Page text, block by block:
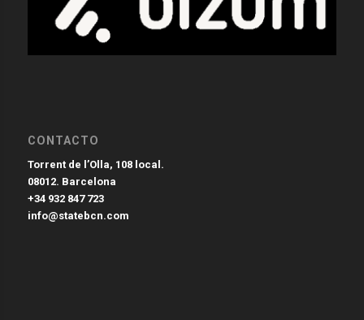
CONTACTO
Torrent de l’Olla, 108 local.
08012. Barcelona
+34 932 847 723
info@statebcn.com